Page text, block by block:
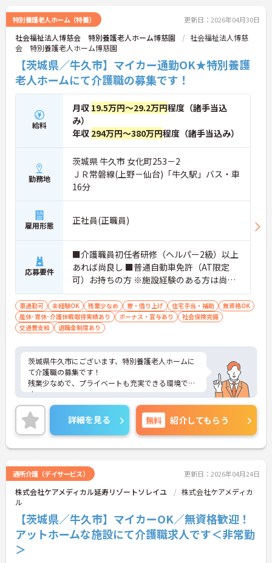
特別養護老人ホーム（特養） 更新日：2026年04月30日
社会福祉法人博慈会 特別養護老人ホーム博慈園
社会福祉法人博慈
会 特別養護老人ホーム博慈園
【茨城県／牛久市】マイカー通勤OK★特別養護
老人ホームにて介護職の募集です！
給料
月収 19.5万円～29.2万円程度（諸手当込
み）
年収 294万円～380万円程度（諸手当込み）
勤務地
茨城県 牛久市 女化町253－2
ＪＲ常磐線(上野－仙台)「牛久駅」バス・車
16分
雇用形態 正社員(正職員)
応募要件
■介護職員初任者研修（ヘルパー2級）以上
あれば尚良し ■普通自動車免許（AT限定
可）お持ちの方 ※施設経験のある方は尚良
し ※未経験者応相談
車通勤可 未経験OK 残業少なめ 寮・借り上げ 住宅手当・補助
無資格OK
産休･育休･介護休暇取得実績あり
ボーナス・賞与あり
社会保険完備
交通費支給
退職金制度あり
茨城県牛久市にございます、特別養護老人ホームに
て介護職の募集です！
残業少なめで、プライベートも充実できる環境で
す。
マイカー通勤OKなので、通勤も楽々です♪
ご興味ある方には、面接のポイントなど、さらに詳
細をお話致しますのでお気軽にご相談ください。
詳細を見る 無料 紹介してもらう
通所介護（デイサービス） 更新日：2026年04月24日
株式会社ケアメディカル延寿リゾートソレイユ
株式会社ケアメディカ
ル
【茨城県／牛久市】マイカーOK／無資格歓迎！
アットホームな施設にて介護職求人です＜非常勤
＞